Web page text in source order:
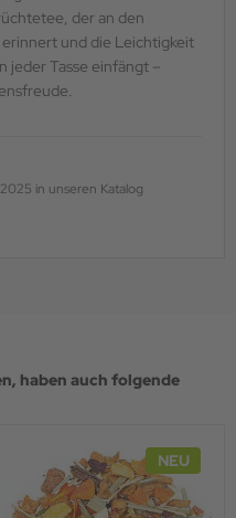
der an den
und die Leichtigkeit
jeder Tasse einfängt –
in unseren Katalog
haben auch folgende
NEU